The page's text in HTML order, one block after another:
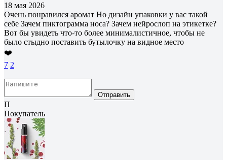
18 мая 2026
Очень понравился аромат Но дизайн упаковки у вас такой
себе Зачем пиктограмма носа? Зачем нейрослоп на этикетке?
Вот бы увидеть что-то более минималистичное, чтобы не
было стыдно поставить бутылочку на видное место
❤️
7 2
Отправить
П
Покупатель